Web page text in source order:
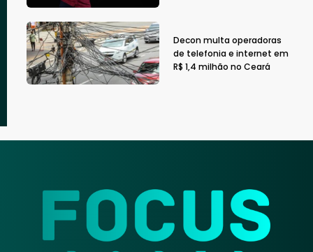
Decon multa operadoras
de telefonia e internet em
R$ 1,4 milhão no Ceará